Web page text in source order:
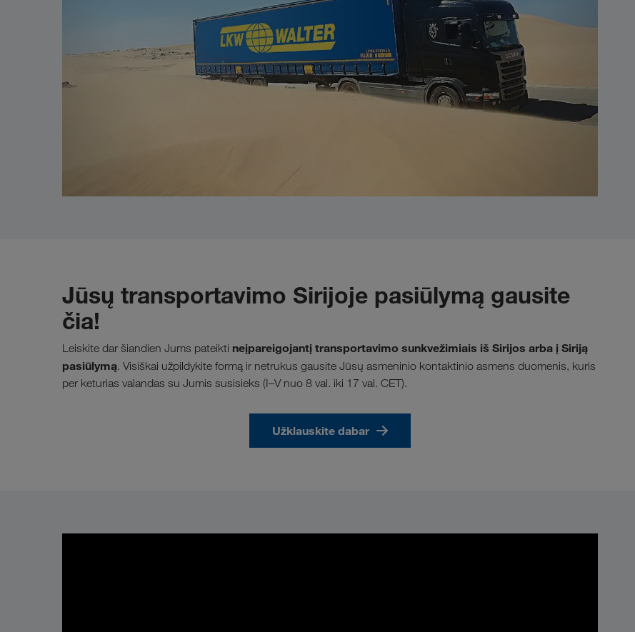
Jūsų transportavimo Sirijoje pasiūlymą gausite
čia!
Leiskite dar šiandien Jums pateikti neįpareigojantį transportavimo sunkvežimiais iš Sirijos arba į Siriją
pasiūlymą. Visiškai užpildykite formą ir netrukus gausite Jūsų asmeninio kontaktinio asmens duomenis, kuris
per keturias valandas su Jumis susisieks (I–V nuo 8 val. iki 17 val. CET).
Užklauskite dabar